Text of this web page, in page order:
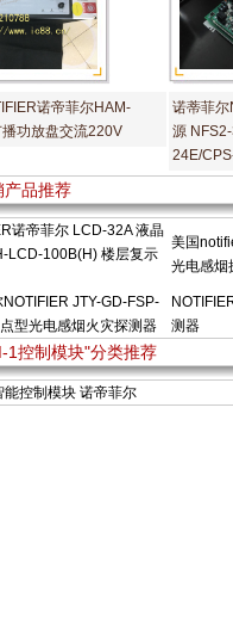
诺帝菲尔HAM-
功放盘交流220V
诺蒂菲
源
24E/
产品推荐
诺帝菲尔 LCD-32A 液晶
LCD-100B(H) 楼层复示
美国
光电感烟
JTY-GD-FSP-
型光电感烟火灾探测器
测器
1控制模块"分类推荐
能控制模块 诺帝菲尔